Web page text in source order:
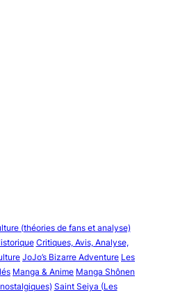
(théories de fans et analyse)
Critiques, Avis, Analyse,
JoJo’s Bizarre Adventure Les
Manga & Anime Manga Shônen
Saint Seiya (Les